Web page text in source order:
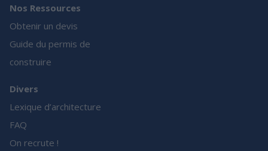
Nos Ressources
Obtenir un devis
Guide du permis de
construire
Divers
Lexique d’architecture
FAQ
On recrute !